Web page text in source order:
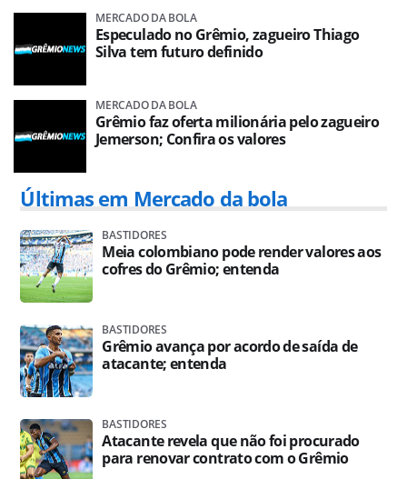
MERCADO DA BOLA
Especulado no Grêmio, zagueiro Thiago
Silva tem futuro definido
MERCADO DA BOLA
Grêmio faz oferta milionária pelo zagueiro
Jemerson; Confira os valores
Últimas em Mercado da bola
BASTIDORES
Meia colombiano pode render valores aos
cofres do Grêmio; entenda
BASTIDORES
Grêmio avança por acordo de saída de
atacante; entenda
BASTIDORES
Atacante revela que não foi procurado
para renovar contrato com o Grêmio